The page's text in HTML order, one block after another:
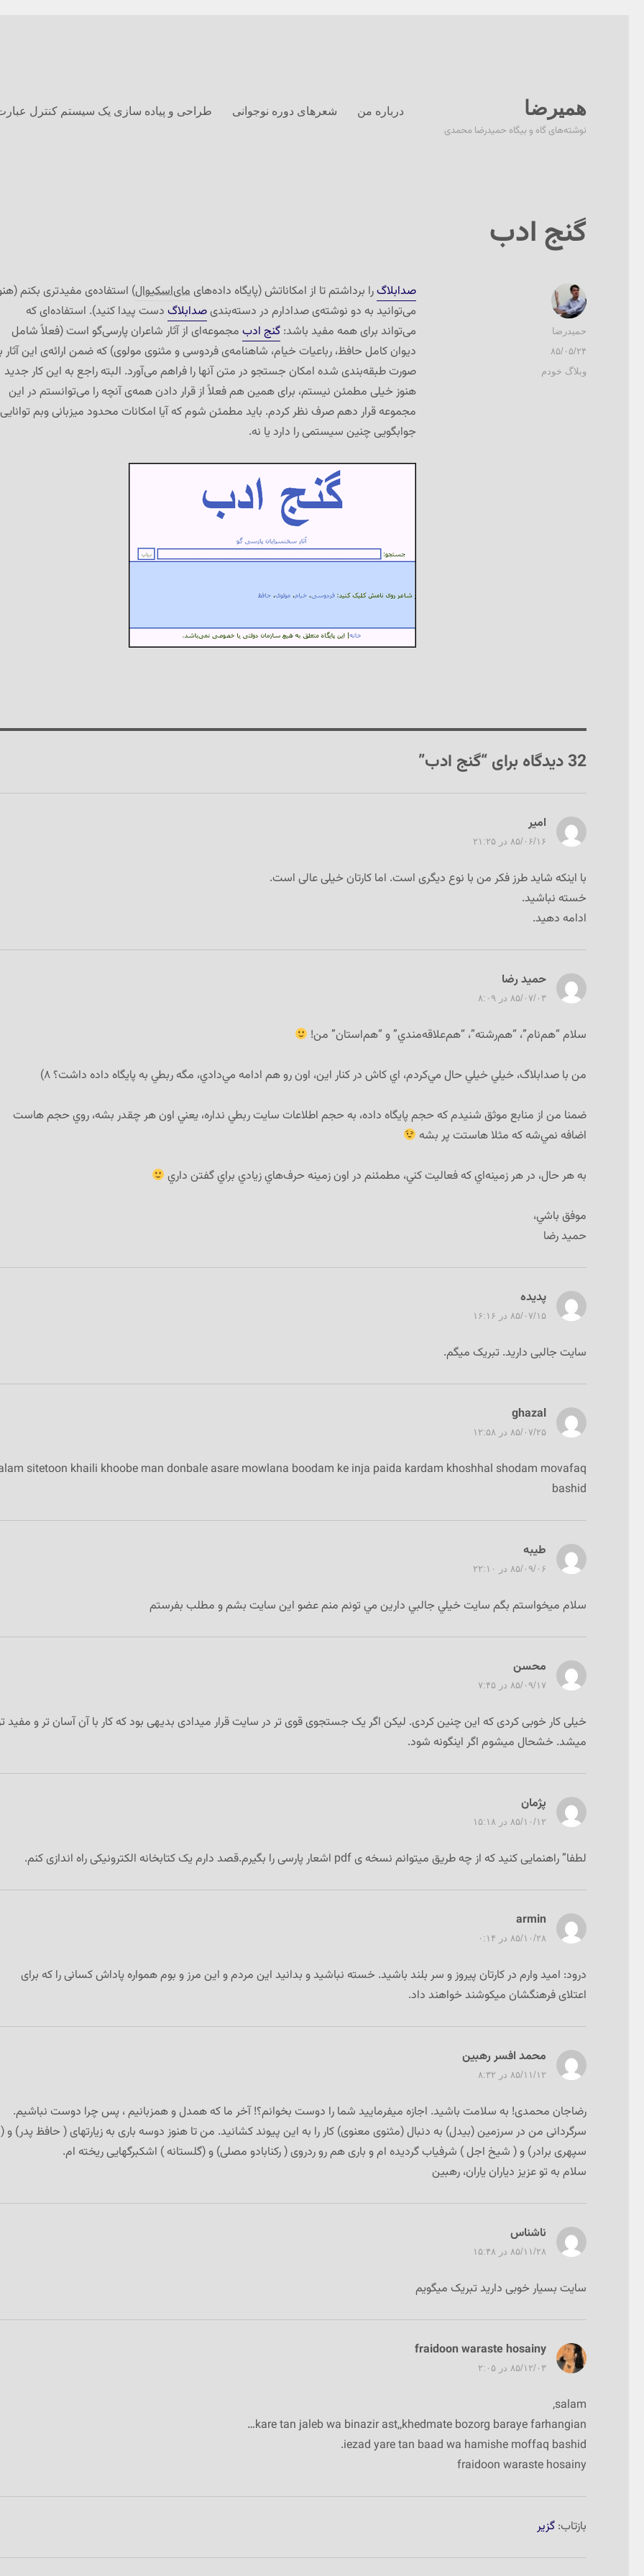
همیرضا
نوشته‌های گاه و بیگاه حمیدرضا محمدی
درباره من شعرهای دوره نوجوانی طراحی و پیاده سازی یک سیستم کنترل
گنج ادب
صدابلاگرا برداشتم تا از امکاناتش (پایگاه داده‌های مای‌اسکیوال) استفاده‌ی مفیدتری بکنم
می‌توانید به دو نوشته‌ی صدادارم در دسته‌بندیصدابلاگدست پیدا کنید). استفاده‌ای که
می‌تواند برای همه مفید باشد: گنج ادبمجموعه‌ای از آثار شاعران پارسی‌گو است (فعلاً شامل
دیوان کامل حافظ، رباعیات خیام، شاهنامه‌ی فردوسی و مثنوی مولوی) که ضمن ارائه‌ی این آثار
صورت طبقه‌بندی شده امکان جستجو در متن آنها را فراهم می‌آورد. البته راجع به این کار جدید
هنوز خیلی مطمئن نیستم، برای همین هم فعلاً از قرار دادن همه‌ی آنچه را می‌توانستم در این
مجموعه قرار دهم صرف نظر کردم. باید مطمئن شوم که آیا امکانات محدود میزبانی وبم توانایی
جوابگویی چنین سیستمی را دارد یا نه.
نویسنده
حمیدرضا
ارسال
شده
۸۵/۰۵/۲۴
دسته‌ها
وبلاگ خودم
32 دیدگاه برای “گنج ادب”
امیرگفت:
۸۵/۰۶/۱۶ در ۲۱:۲۵
با اینکه شاید طرز فکر من با نوع دیگری است. اما کارتان خیلی عالی است.
خسته نباشید.
ادامه دهید.
حميد رضا
۸۵/۰۷/۰۳ در ۸:۰۹
سلام “هم‌نام”، “هم‌رشته”، “هم‌علاقه‌مندي” و “هم‌استان” من!
من با صدابلاگ، خيلي خيلي حال مي‌كردم، اي كاش در كنار اين، اون رو هم ادامه مي‌دادي، مگه ربطي به پايگاه داده داشت؟ ۸)
ضمنا من از منابع موثق شنيدم كه حجم پايگاه داده، به حجم اطلاعات سايت ربطي نداره، يعني اون هر چقدر بشه، روي حجم هاست
اضافه نمي‌شه كه مثلا هاستت پر بشه
به هر حال، در هر زمينه‌اي كه فعاليت كني، مطمئنم در اون زمينه حرف‌هاي زيادي براي گفتن داري
موفق باشي،
حميد رضا
پدیده
۸۵/۰۷/۱۵ در ۱۶:۱۶
سایت جالبی دارید. تبریک میگم.
ghazal
۸۵/۰۷/۲۵ در ۱۲:۵۸
sitetoon khaili khoobe man donbale asare mowlana boodam ke inja paida kardam khoshhal shodam movafaq
bashid
طيبه
۸۵/۰۹/۰۶ در ۲۲:۱۰
سلام ميخواستم بگم سايت خيلي جالبي دارين مي تونم منم عضو اين سايت بشم و مطلب بفرستم
محسن
۸۵/۰۹/۱۷ در ۷:۴۵
خیلی کار خوبی کردی که این چنین کردی. لیکن اگر یک جستجوی قوی تر در سایت قرار میدادی بدیهی بود که کار با آن آسان تر و مفید
میشد. خشحال میشوم اگر اینگونه شود.
پژمان
۸۵/۱۰/۱۲ در ۱۵:۱۸
لطفا” راهنمایی کنید که از چه طریق میتوانم نسخه ی pdf اشعار پارسی را بگیرم.قصد دارم یک کتابخانه الکترونیکی راه اندازی کنم.
armin
۸۵/۱۰/۲۸ در ۰:۱۴
درود: امید وارم در کارتان پیروز و سر بلند باشید. خسته نباشید و بدانید این مردم و این مرز و بوم همواره پاداش کسانی را که برای
اعتلای فرهنگشان میکوشند خواهند داد.
محمد افسر رهبین
۸۵/۱۱/۱۲ در ۸:۳۲
رضاجان محمدی! به سلامت باشید. اجازه میفرمایید شما را دوست بخوانم؟! آخر ما که همدل و همزبانیم ، پس چرا دوست نباشیم.
سرگردانی من در سرزمین (بیدل) به دنبال (مثنوی معنوی) کار را به این پیوند کشانید. من تا هنوز دوسه باری به زیارتهای ( حافظ پدر) و (
سپهری برادر) و ( شیخ اجل ) شرفیاب گردیده ام و باری هم رو ردروی ( رکنابادو مصلی) و (گلستانه ) اشکبرگهایی ریخته ام.
سلام به تو عزیز دیاران یاران، رهبین
ناشناس
۸۵/۱۱/۲۸ در ۱۵:۴۸
سایت بسیار خوبی دارید تبریک میگویم
fraidoon waraste hosainy
۸۵/۱۲/۰۳ در ۲:۰۵
salam,
kare tan jaleb wa binazir ast,,khedmate bozorg baraye farhangian…
iezad yare tan baad wa hamishe moffaq bashid.
fraidoon waraste hosainy
بازتاب:گزیر